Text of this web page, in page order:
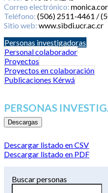
Correo electrónico:
Teléfono: (506) 2511-4461 /
Sitio web: www.sibdi.ucr.ac.cr
Personas investigadoras
Personal colaborador
Proyectos
Proyectos en colaboración
Publicaciones Kérwá
PERSONAS
Descargas
Descargar listado en CSV
Descargar listado en PDF
Buscar personas